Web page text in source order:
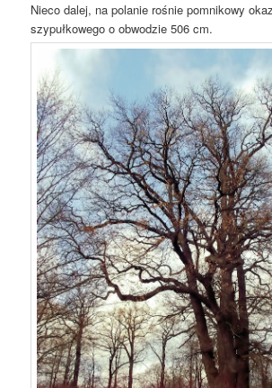
Nieco dalej, na polanie rośnie pomnikowy
szypułkowego o obwodzie 506 cm.